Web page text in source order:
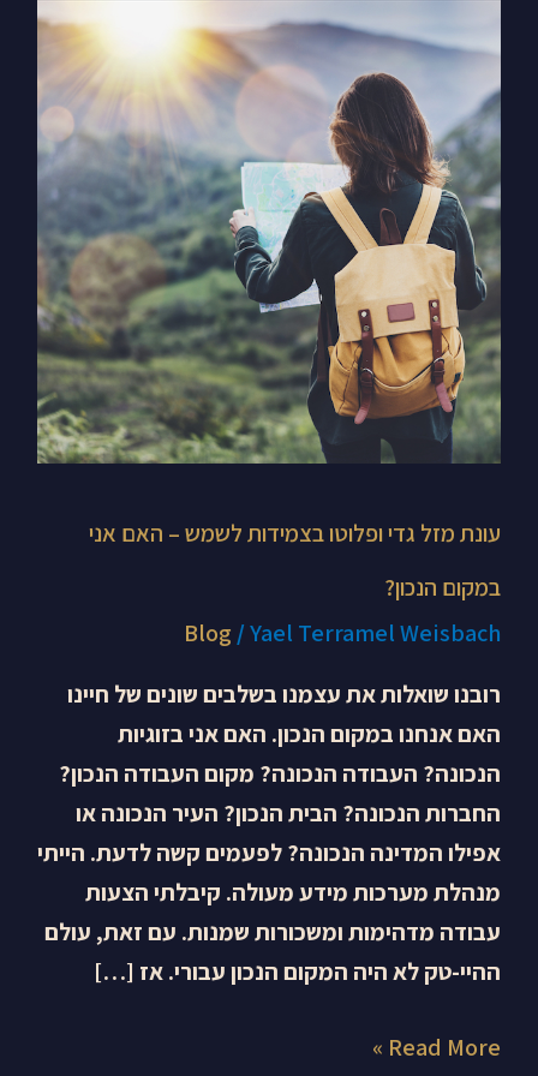
עונת מזל גדי ופלוטו בצמידות לשמש – האם אני
במקום הנכון?
Blog /Yael Terramel Weisbach
רובנו שואלות את עצמנו בשלבים שונים של חיינו
האם אנחנו במקום הנכון. האם אני בזוגיות
הנכונה? העבודה הנכונה? מקום העבודה הנכון?
החברות הנכונה? הבית הנכון? העיר הנכונה או
אפילו המדינה הנכונה? לפעמים קשה לדעת. הייתי
מנהלת מערכות מידע מעולה. קיבלתי הצעות
עבודה מדהימות ומשכורות שמנות. עם זאת, עולם
ההיי-טק לא היה המקום הנכון עבורי. אז […]
מזל
גדי
ופלוטו
בצמידות
לשמש
–
האם
אני
במקום
הנכון?
Read More »